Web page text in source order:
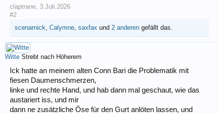
claptrane, 3.Juli.2026
#2
scenarnick, Calymne, saxfax und 2 anderen gefällt das.
Witte Strebt nach Höherem
Ick hatte an meinem alten Conn Bari die Problematik mit
fiesen Daumenschmerzen,
linke und rechte Hand, und hab dann mal geschaut, wie das
austariert iss, und mir
dann ne zusätzliche Öse für den Gurt anlöten lassen, und